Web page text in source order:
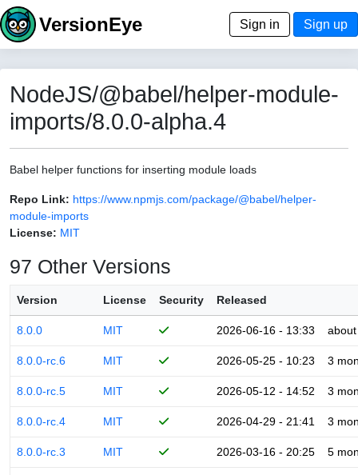
VersionEye Sign in Sign up
NodeJS/@babel/helper-module-
imports/8.0.0-alpha.4
Babel helper functions for inserting module loads
Repo Link: https://www.npmjs.com/package/@babel/helper-
module-imports
License: MIT
97 Other Versions
Version License Security Released
8.0.0 MIT 2026-06-16 - 13:33
8.0.0-rc.6 MIT 2026-05-25 - 10:23 3
8.0.0-rc.5 MIT 2026-05-12 - 14:52 3
8.0.0-rc.4 MIT 2026-04-29 - 21:41 3
8.0.0-rc.3 MIT 2026-03-16 - 20:25 5